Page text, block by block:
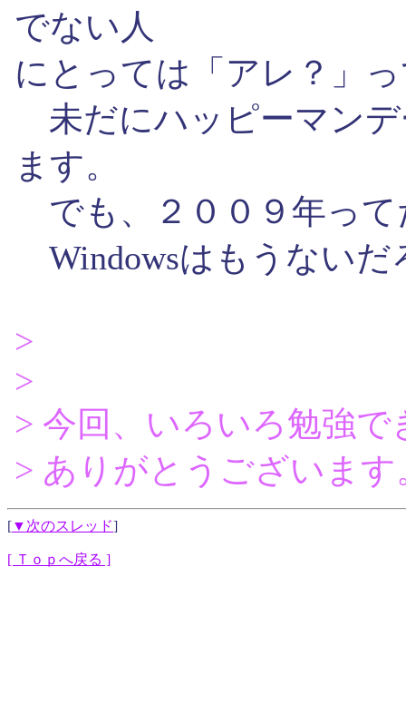
でない人
にとっては「アレ？」
未だにハッピーマン
ます。
でも、２００９年って
Windowsはもうないだ
>
>
> 今回、いろいろ勉強で
> ありがとうございます
[▼次のスレッド]
[ Ｔｏｐへ戻る ]